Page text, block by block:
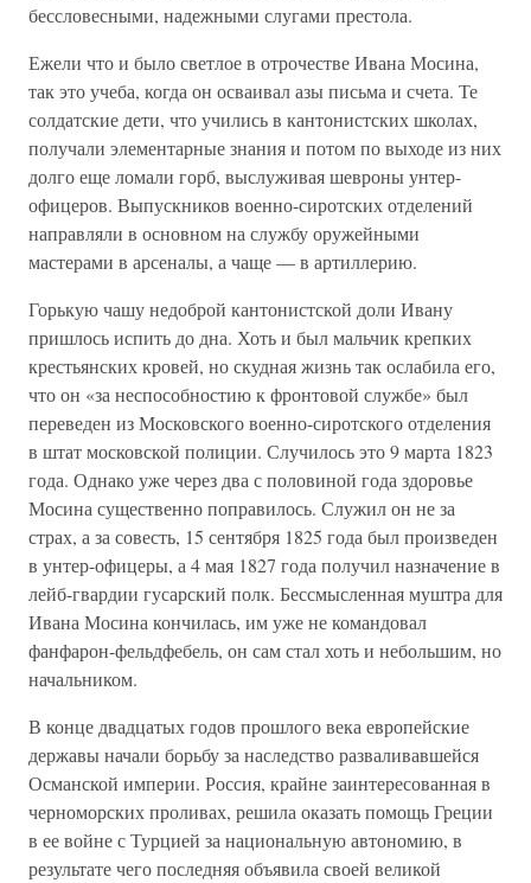
бессловесными, надежными слугами престола.
Ежели что и было светлое в отрочестве Ивана Мосина,
так это учеба, когда он осваивал азы письма и счета. Те
солдатские дети, что учились в кантонистских школах,
получали элементарные знания и потом по выходе из них
долго еще ломали горб, выслуживая шевроны унтер-
офицеров. Выпускников военно-сиротских отделений
направляли в основном на службу оружейными
мастерами в арсеналы, а чаще — в артиллерию.
Горькую чашу недоброй кантонистской доли Ивану
пришлось испить до дна. Хоть и был мальчик крепких
крестьянских кровей, но скудная жизнь так ослабила его,
что он «за неспособностию к фронтовой службе» был
переведен из Московского военно-сиротского отделения
в штат московской полиции. Случилось это 9 марта 1823
года. Однако уже через два с половиной года здоровье
Мосина существенно поправилось. Служил он не за
страх, а за совесть, 15 сентября 1825 года был произведен
в унтер-офицеры, а 4 мая 1827 года получил назначение в
лейб-гвардии гусарский полк. Бессмысленная муштра для
Ивана Мосина кончилась, им уже не командовал
фанфарон-фельдфебель, он сам стал хоть и небольшим, но
начальником.
В конце двадцатых годов прошлого века европейские
державы начали борьбу за наследство разваливавшейся
Османской империи. Россия, крайне заинтересованная в
черноморских проливах, решила оказать помощь Греции
в ее войне с Турцией за национальную автономию, в
результате чего последняя объявила своей великой